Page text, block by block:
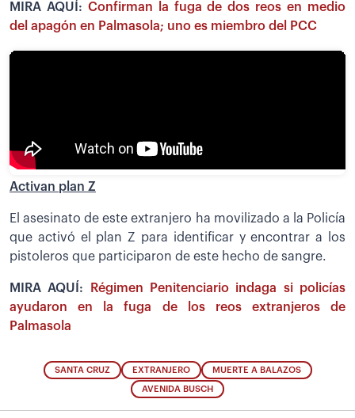
MIRA AQUÍ: Confirman la fuga de dos reos en medio
del apagón en Palmasola; uno es miembro del PCC
Activan plan Z
El asesinato de este extranjero ha movilizado a la Policía
que activó el plan Z para identificar y encontrar a los
pistoleros que participaron de este hecho de sangre.
MIRA AQUÍ:
Régimen Penitenciario indaga si policías
ayudaron en la fuga de los reos extranjeros de
Palmasola
SANTA CRUZ EXTRANJERO MUERTE A BALAZOS
AVENIDA BUSCH